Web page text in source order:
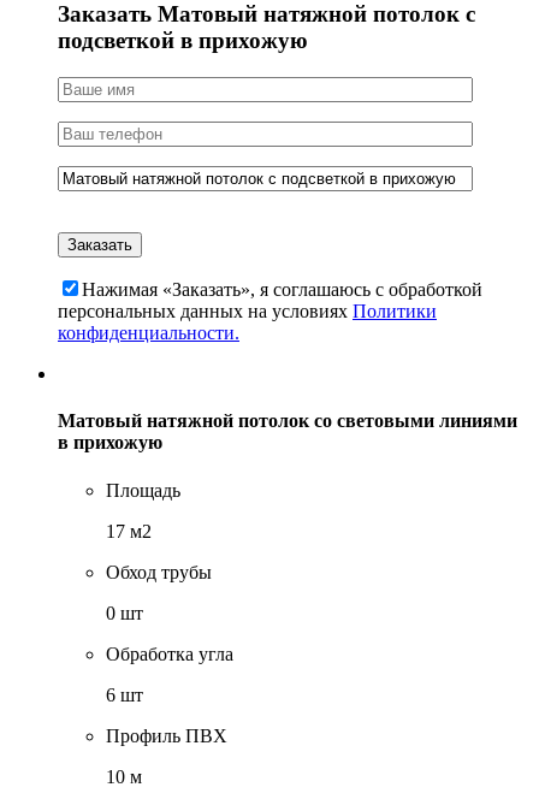
Заказать Матовый натяжной потолок с
подсветкой в прихожую
Нажимая «Заказать», я соглашаюсь c обработкой
персональных данных на условиях Политики
конфиденциальности.
Матовый натяжной потолок со световыми линиями
в прихожую
Площадь
17 м2
Обход трубы
0 шт
Обработка угла
6 шт
Профиль ПВХ
10 м